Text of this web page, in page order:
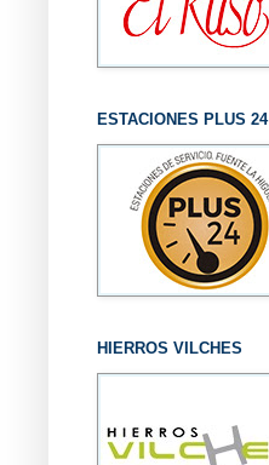
ESTACIONES PLUS 24
HIERROS VILCHES